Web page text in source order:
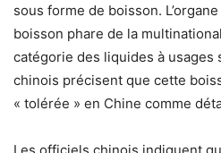
sous forme de boisson.
boisson phare de la
catégorie des liquides à usages
chinois précisent que cette
« tolérée » en Chine comme
Les officiels chinois indiquent